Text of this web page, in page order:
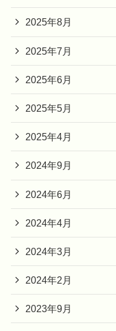
2025年8月
2025年7月
2025年6月
2025年5月
2025年4月
2024年9月
2024年6月
2024年4月
2024年3月
2024年2月
2023年9月